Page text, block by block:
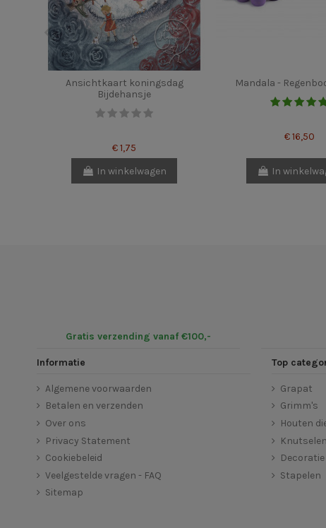
Ansichtkaart koningsdag
Bijdehansje
€ 1,75
In winkelwagen
Mandala -
€ 16,50
In
Gratis verzending vanaf €100,-
Informatie
Algemene voorwaarden
Betalen en verzenden
Over ons
Privacy Statement
Cookiebeleid
Veelgestelde vragen - FAQ
Sitemap
Top
Grapat
Grimm's
Houten
Knutselen
Decoratie
Stapelen